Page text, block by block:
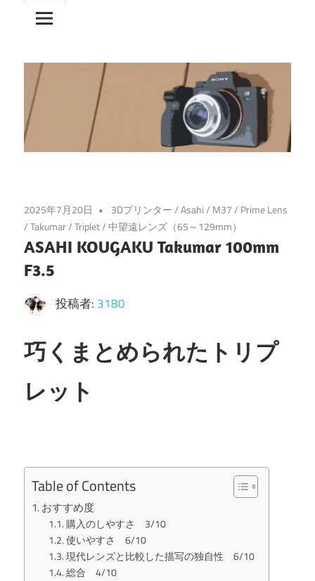
2025年7月20日 3Dプリンター/Asahi/ M37/ Prime Lens
/Takumar/Triplet/中望遠レンズ（65～129mm）
ASAHI KOUGAKU Takumar 100mm
F3.5
投稿者: 3180
巧くまとめられたトリプ
レット
Table of Contents
おすすめ度
購入のしやすさ 3/10
使いやすさ 6/10
現代レンズと比較した描写の独自性 6/10
総合 4/10